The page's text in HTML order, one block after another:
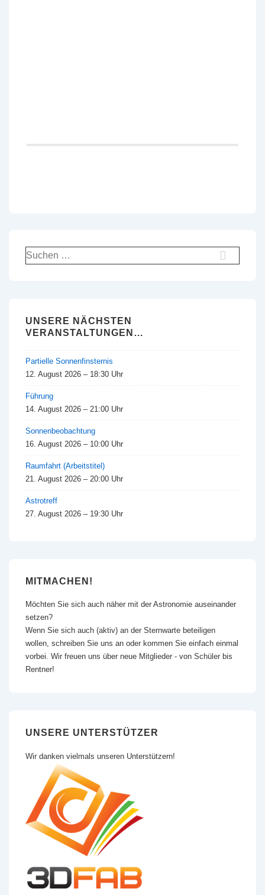
Suchen
nach:
UNSERE NÄCHSTEN
VERANSTALTUNGEN…
Partielle Sonnenfinsternis
12. August 2026 – 18:30 Uhr
Führung
14. August 2026 – 21:00 Uhr
Sonnenbeobachtung
16. August 2026 – 10:00 Uhr
Raumfahrt (Arbeitstitel)
21. August 2026 – 20:00 Uhr
Astrotreff
27. August 2026 – 19:30 Uhr
MITMACHEN!
Möchten Sie sich auch näher mit der Astronomie auseinander
setzen?
Wenn Sie sich auch (aktiv) an der Sternwarte beteiligen
wollen, schreiben Sie uns an oder kommen Sie einfach einmal
vorbei. Wir freuen uns über neue Mitglieder - von Schüler bis
Rentner!
UNSERE UNTERSTÜTZER
Wir danken vielmals unseren Unterstützern!